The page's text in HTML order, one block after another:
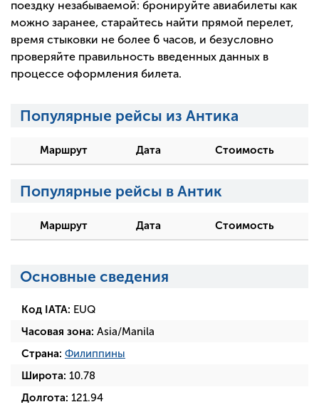
поездку незабываемой: бронируйте авиабилеты как
можно заранее, старайтесь найти прямой перелет,
время стыковки не более 6 часов, и безусловно
проверяйте правильность введенных данных в
процессе оформления билета.
Популярные рейсы из Антика
Маршрут Дата Стоимость
Популярные рейсы в Антик
Маршрут Дата Стоимость
Основные сведения
Код IATA: EUQ
Часовая зона: Asia/Manila
Страна: Филиппины
Широта: 10.78
Долгота: 121.94